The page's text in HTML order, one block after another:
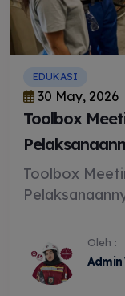
EDUKASI
30 May, 2026
Toolbox
Toolbox
Oleh :
Admin